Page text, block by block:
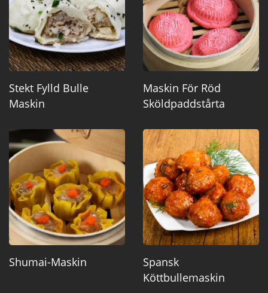
Stekt Fylld Bulle
Maskin
Maskin För Röd
Sköldpaddstårta
Shumai-Maskin
Spansk
Köttbullemaskin